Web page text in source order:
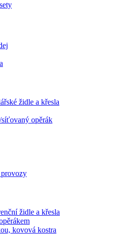
židle a křesla
opěrák
provozy
židle a křesla
kovová kostra